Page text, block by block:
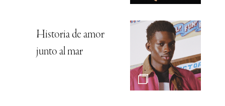
Historia de amor
junto al mar